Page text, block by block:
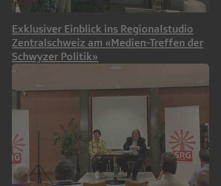
Exklusiver Einblick ins Regionalstudio
Zentralschweiz am «Medien-Treffen der
Schwyzer Politik»